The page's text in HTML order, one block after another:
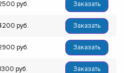
Заказать
Заказать
Заказать
Заказать